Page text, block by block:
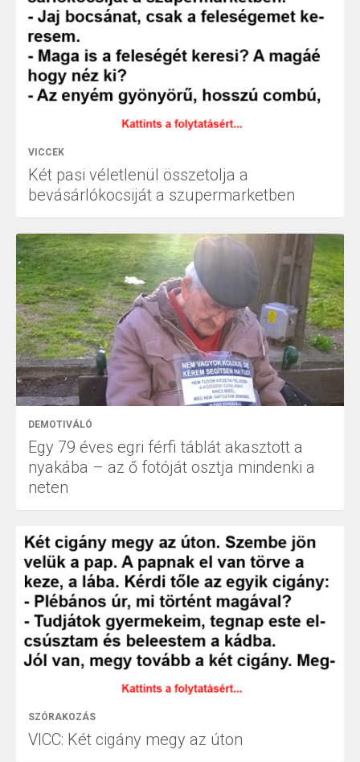
VICCEK
Két pasi véletlenül összetolja a
bevásárlókocsiját a szupermarketben
DEMOTIVÁLÓ
Egy 79 éves egri férfi táblát akasztott a
nyakába – az ő fotóját osztja mindenki a
neten
SZÓRAKOZÁS
VICC: Két cigány megy az úton